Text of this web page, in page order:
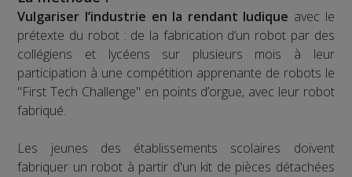
Vulgariser l’industrie en la rendant ludique avec le
prétexte du robot : de la fabrication d’un robot par des
collégiens et lycéens sur plusieurs mois à leur
participation à une compétition apprenante de robots le
"First Tech Challenge" en points d’orgue, avec leur robot
fabriqué.
Les jeunes des établissements scolaires doivent
fabriquer un robot à partir d'un kit de pièces détachées